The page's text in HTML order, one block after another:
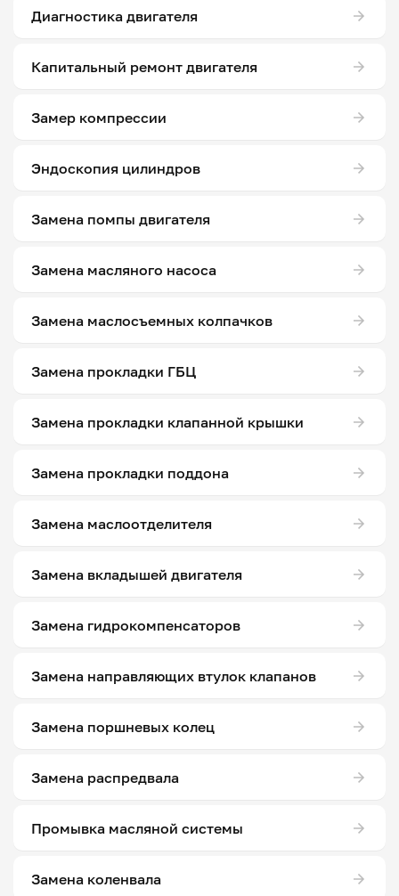
Диагностика двигателя
Капитальный ремонт двигателя
Замер компрессии
Эндоскопия цилиндров
Замена помпы двигателя
Замена масляного насоса
Замена маслосъемных колпачков
Замена прокладки ГБЦ
Замена прокладки клапанной крышки
Замена прокладки поддона
Замена маслоотделителя
Замена вкладышей двигателя
Замена гидрокомпенсаторов
Замена направляющих втулок клапанов
Замена поршневых колец
Замена распредвала
Промывка масляной системы
Замена коленвала